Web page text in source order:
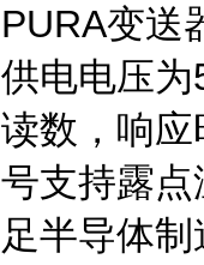
PURA变送
供电电压
读数，响
号支持露
足半导体